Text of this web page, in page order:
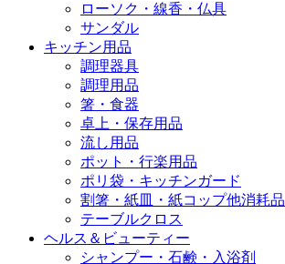
ローソク・線香・仏具
サンダル
キッチン用品
調理器具
調理用品
箸・食器
卓上・保存用品
流し用品
ポット・行楽用品
ポリ袋・キッチンガード
割箸・紙皿・紙コップ他消耗品
テーブルクロス
ヘルス＆ビューティー
シャンプー・石鹸・入浴剤